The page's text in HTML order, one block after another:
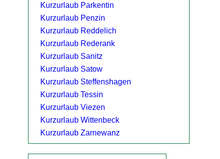
Kurzurlaub Parkentin
Kurzurlaub Penzin
Kurzurlaub Reddelich
Kurzurlaub Rederank
Kurzurlaub Sanitz
Kurzurlaub Satow
Kurzurlaub Steffenshagen
Kurzurlaub Tessin
Kurzurlaub Viezen
Kurzurlaub Wittenbeck
Kurzurlaub Zarnewanz